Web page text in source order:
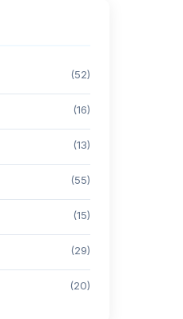
(52)
(16)
(13)
(55)
(15)
(29)
(20)